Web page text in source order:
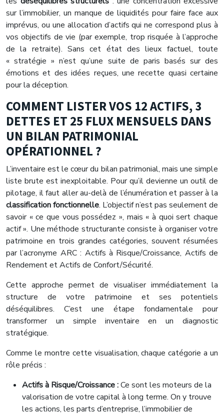
sur l’immobilier, un manque de liquidités pour faire face aux
imprévus, ou une allocation d’actifs qui ne correspond plus à
vos objectifs de vie (par exemple, trop risquée à l’approche
de la retraite). Sans cet état des lieux factuel, toute
« stratégie » n’est qu’une suite de paris basés sur des
émotions et des idées reçues, une recette quasi certaine
pour la déception.
COMMENT LISTER VOS 12 ACTIFS, 3
DETTES ET 25 FLUX MENSUELS DANS
UN BILAN PATRIMONIAL
OPÉRATIONNEL ?
L’inventaire est le cœur du bilan patrimonial, mais une simple
liste brute est inexploitable. Pour qu’il devienne un outil de
pilotage, il faut aller au-delà de l’énumération et passer à la
classification fonctionnelle. L’objectif n’est pas seulement de
savoir « ce que vous possédez », mais « à quoi sert chaque
actif ». Une méthode structurante consiste à organiser votre
patrimoine en trois grandes catégories, souvent résumées
par l’acronyme ARC : Actifs à Risque/Croissance, Actifs de
Rendement et Actifs de Confort/Sécurité.
Cette approche permet de visualiser immédiatement la
structure de votre patrimoine et ses potentiels
déséquilibres. C’est une étape fondamentale pour
transformer un simple inventaire en un diagnostic
stratégique.
Comme le montre cette visualisation, chaque catégorie a un
rôle précis :
Actifs à Risque/Croissance :Ce sont les moteurs de la
valorisation de votre capital à long terme. On y trouve
les actions, les parts d’entreprise, l’immobilier de